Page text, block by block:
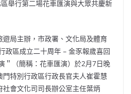
舉行第二場花車匯演與大眾共慶新
局主辦，市政署、文化局及體育
政區成立二十周年 – 金豕報歲喜回
＂（簡稱：花車匯演）於2月7日晚
門特別行政區行政長官夫人崔霍慧
會文化司司長辦公室主任葉炳